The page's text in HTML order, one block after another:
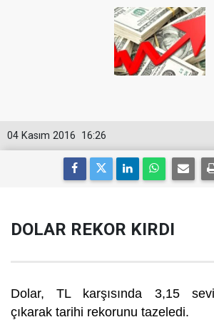
16:26
04 Kasım 2016
DOLAR REKOR KIRDI
Dolar, TL karşısında 3,15
çıkarak tarihi rekorunu tazeledi.